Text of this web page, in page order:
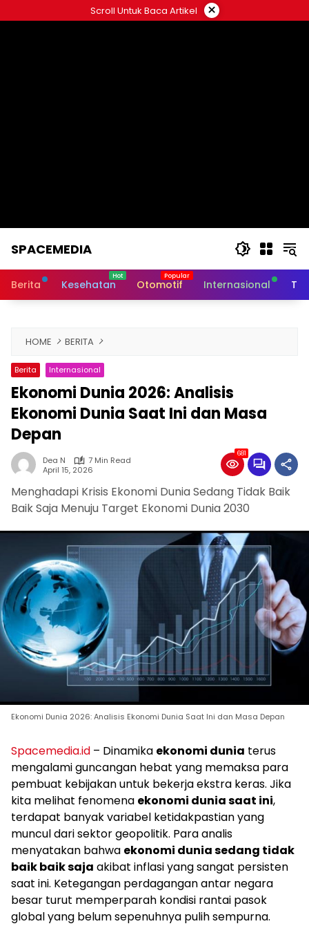
to
Scroll Untuk Baca Artikel ×
SPACEMEDIA
Berita Kesehatan Otomotif Internasional
HOME BERITA
Berita Internasional
Ekonomi Dunia 2026: Analisis
Ekonomi Dunia Saat Ini dan Masa
Depan
Dea N
7 Min Read
April 15, 2026
681
Menghadapi Krisis Ekonomi Dunia Sedang Tidak Baik
Baik Saja Menuju Target Ekonomi Dunia 2030
Ekonomi Dunia 2026: Analisis Ekonomi Dunia Saat Ini dan Masa Depan
Spacemedia.id – Dinamika ekonomi dunia terus
mengalami guncangan hebat yang memaksa para
pembuat kebijakan untuk bekerja ekstra keras. Jika
kita melihat fenomena ekonomi dunia saat ini,
terdapat banyak variabel ketidakpastian yang
muncul dari sektor geopolitik. Para analis
menyatakan bahwa ekonomi dunia sedang tidak
baik baik saja akibat inflasi yang sangat persisten
saat ini. Ketegangan perdagangan antar negara
besar turut memperparah kondisi rantai pasok
global yang belum sepenuhnya pulih sempurna.